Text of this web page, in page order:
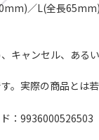
／L(全長65mm)
キャンセル、ある
。実際の商品とは
：9936000526503